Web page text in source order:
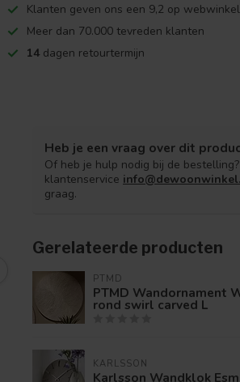
Klanten geven ons een 9,2 op
Meer dan 70.000 tevreden klanten
14 dagen retourtermijn
Heb je een vraag over dit
Of heb je hulp nodig bij de
klantenservice
graag.
Gerelateerde producten
PTMD
PTMD Wandornament
rond swirl carved L
KARLSSON
Karlsson Wandklok